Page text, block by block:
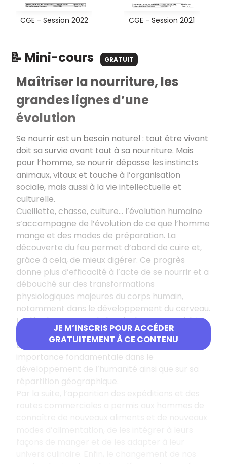
CGE - Session 2022 CGE - Session 2021
📝 Mini-cours GRATUIT
JE M’INSCRIS POUR ACCÉDER
GRATUITEMENT À CE CONTENU
Maîtriser la nourriture, les
grandes lignes d’une
évolution
Se nourrir est un besoin naturel : tout être vivant
doit sa survie avant tout à sa nourriture. Mais
pour l’homme, se nourrir dépasse les instincts
animaux, vitaux et touche à l’organisation
sociale, mais aussi à la vie intellectuelle et
culturelle.
Cueillette, chasse, culture… l’évolution humaine
s’accompagne de l’évolution de ce que l’homme
mange et des modes de préparation. La
découverte du feu permet d’abord de cuire et,
grâce à cela, de mieux digérer. Ce progrès
donne plus d’efficacité à l’acte de se nourrir et a
débouché sur des transformations
physiologiques majeures du corps humain,
notamment dans le développement du cerveau.
Le développement de l’agriculture, quant à lui,
mène à la sédentarisation des groupes humains.
L’évolution des modes de nourriture a donc une
importance fondamentale dans le
développement de l’humanité ainsi que sur sa